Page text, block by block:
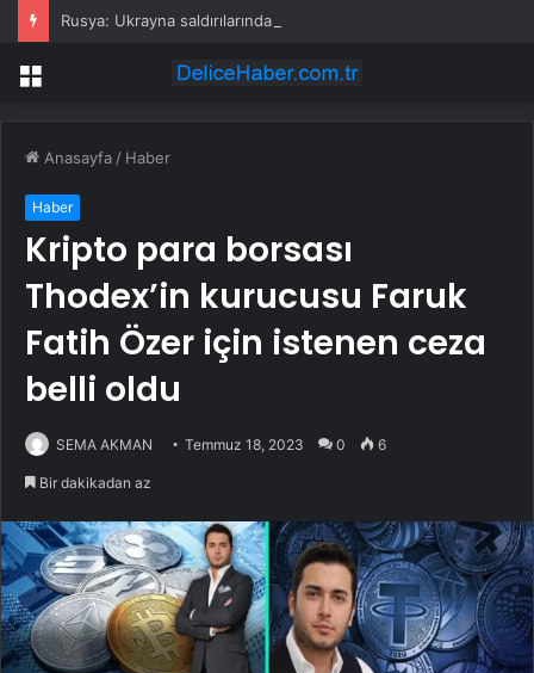
Rusya: Ukrayna saldırılarında 86 sivil öldü
Menü
Anasayfa / Haber
Haber
Kripto para borsası
Thodex’in kurucusu Faruk
Fatih Özer için istenen ceza
belli oldu
SEMA AKMAN Temmuz 18, 2023 0 6
Bir dakikadan az